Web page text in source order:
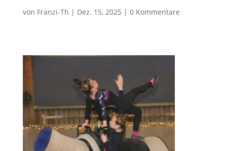
von Franzi-Th | Dez. 15, 2025 | 0 Kommentare